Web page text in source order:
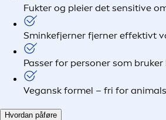
Fukter og pleier det sensitive
Sminkefjerner fjerner effektivt
Passer for personer som
Vegansk formel – fri for
Hvordan påføre